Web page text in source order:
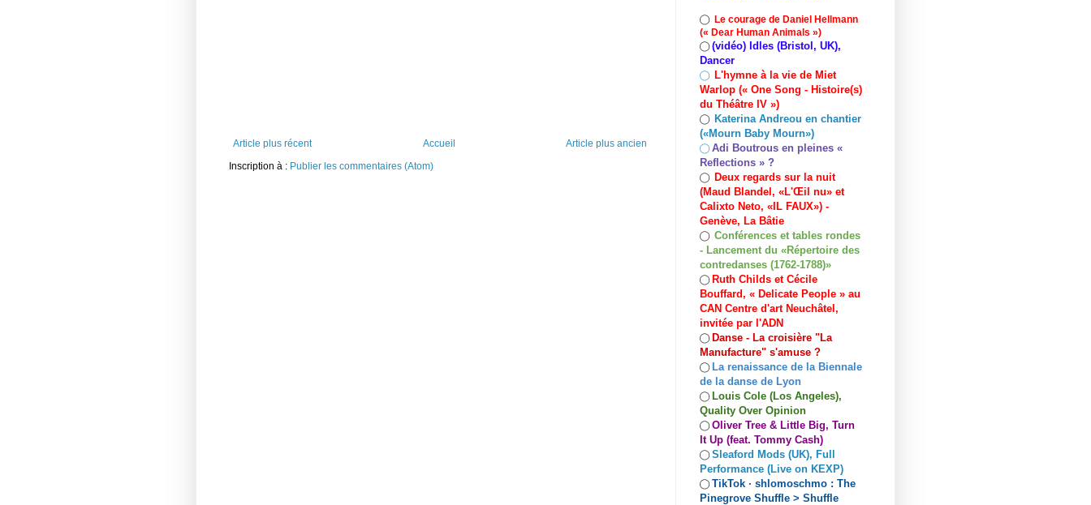
Article plus récent Article plus ancien
Accueil
Inscription à : Publier les commentaires (Atom)
◯ Le courage de Daniel Hellmann
(« Dear Human Animals »)
◯ (vidéo) Idles (Bristol, UK),
Dancer
◯ L'hymne à la vie de Miet
Warlop (« One Song - Histoire(s)
du Théâtre IV »)
◯ Katerina Andreou en chantier
(«Mourn Baby Mourn»)
◯ Adi Boutrous en pleines «
Reflections » ?
◯ Deux regards sur la nuit
(Maud Blandel, «L'Œil nu» et
Calixto Neto, «IL FAUX») -
Genève, La Bâtie
◯ Conférences et tables rondes
- Lancement du «Répertoire des
contredanses (1762-1788)»
◯ Ruth Childs et Cécile
Bouffard, « Delicate People » au
CAN Centre d'art Neuchâtel,
invitée par l'ADN
◯ Danse - La croisière "La
Manufacture" s'amuse ?
◯ La renaissance de la Biennale
de la danse de Lyon
◯ Louis Cole (Los Angeles),
Quality Over Opinion
◯ Oliver Tree & Little Big, Turn
It Up (feat. Tommy Cash)
◯ Sleaford Mods (UK), Full
Performance (Live on KEXP)
◯ TikTok · shlomoschmo : The
Pinegrove Shuffle > Shuffle